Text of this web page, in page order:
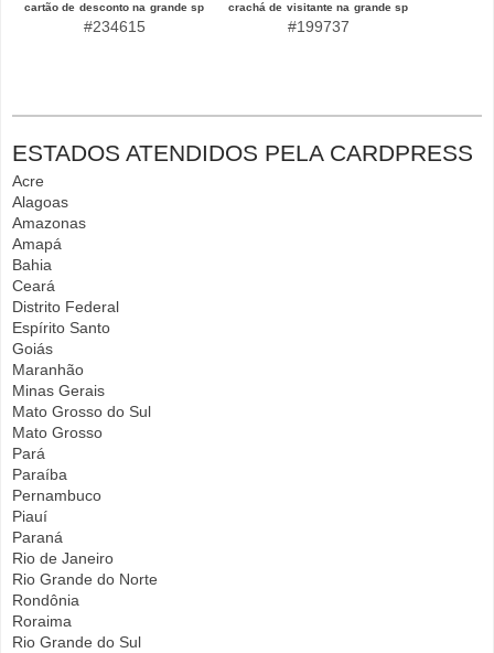
cartão de desconto na grande sp
#234615
crachá de visitante na grande sp
#199737
ESTADOS ATENDIDOS PELA CARDPRESS
Acre
Alagoas
Amazonas
Amapá
Bahia
Ceará
Distrito Federal
Espírito Santo
Goiás
Maranhão
Minas Gerais
Mato Grosso do Sul
Mato Grosso
Pará
Paraíba
Pernambuco
Piauí
Paraná
Rio de Janeiro
Rio Grande do Norte
Rondônia
Roraima
Rio Grande do Sul